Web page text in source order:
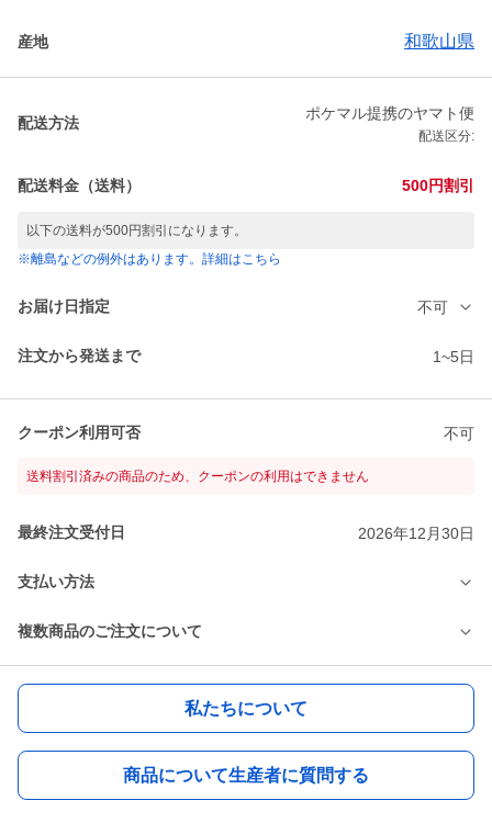
産地 和歌山県
配送方法
ポケマル提携のヤマト便
配送区分:
配送料金（送料） 500円割引
以下の送料が500円割引になります。
※離島などの例外はあります。詳細はこちら
お届け日指定 不可
注文から発送まで 1~5日
クーポン利用可否 不可
送料割引済みの商品のため、クーポンの利用はできません
最終注文受付日 2026年12月30日
支払い方法
複数商品のご注文について
私たちについて
商品について生産者に質問する